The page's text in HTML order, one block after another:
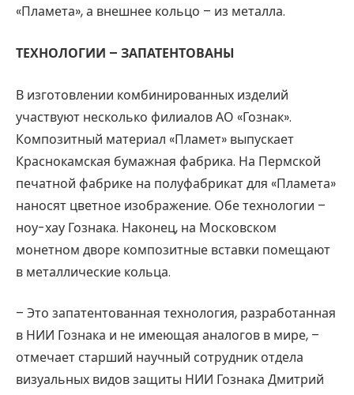
«Пламета», а внешнее кольцо – из металла.
ТЕХНОЛОГИИ – ЗАПАТЕНТОВАНЫ
В изготовлении комбинированных изделий
участвуют несколько филиалов АО «Гознак».
Композитный материал «Пламет» выпускает
Краснокамская бумажная фабрика. На Пермской
печатной фабрике на полуфабрикат для «Пламета»
наносят цветное изображение. Обе технологии –
ноу-хау Гознака. Наконец, на Московском
монетном дворе композитные вставки помещают
в металлические кольца.
– Это запатентованная технология, разработанная
в НИИ Гознака и не имеющая аналогов в мире, –
отмечает старший научный сотрудник отдела
визуальных видов защиты НИИ Гознака Дмитрий